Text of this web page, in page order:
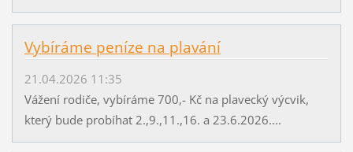
Vybíráme peníze na plavání
21.04.2026 11:35
Vážení rodiče, vybíráme 700,- Kč na plavecký výcvik,
který bude probíhat 2.,9.,11.,16. a 23.6.2026....